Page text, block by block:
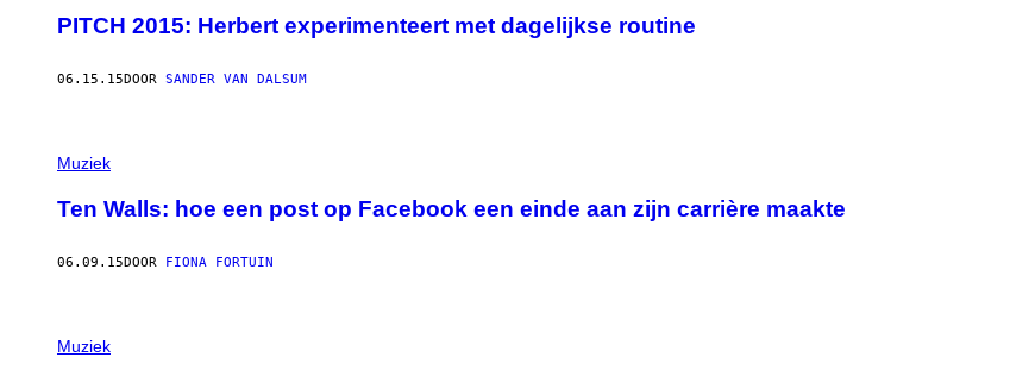
PITCH 2015: Herbert experimenteert met dagelijkse routine
06.15.15DOOR SANDER VAN DALSUM
Muziek
Ten Walls: hoe een post op Facebook een einde aan zijn carrière maakte
06.09.15DOOR FIONA FORTUIN
Muziek